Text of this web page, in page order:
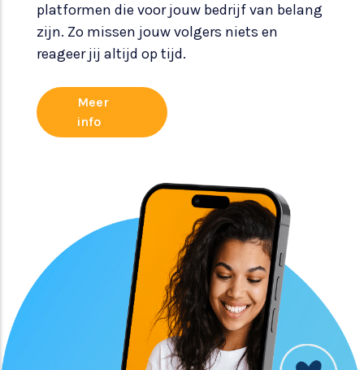
platformen die voor jouw bedrijf van belang
zijn. Zo missen jouw volgers niets en
reageer jij altijd op tijd.
Meer
info